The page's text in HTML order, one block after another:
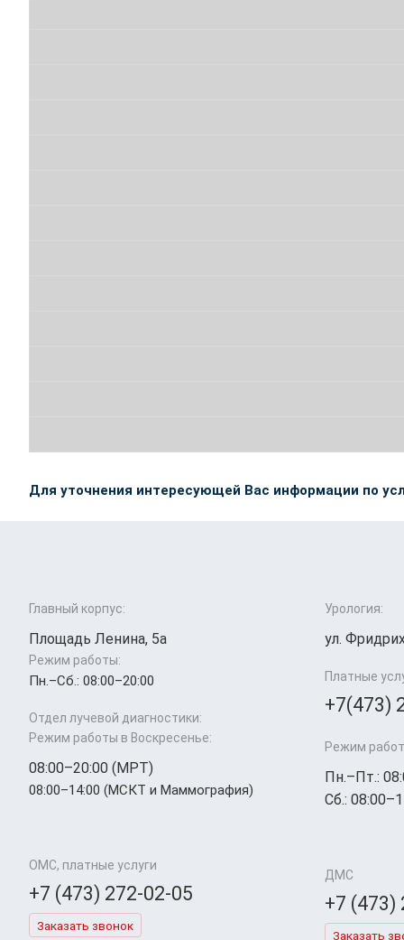
Для уточнения интересующей Вас информации по
Главный корпус:
Площадь Ленина, 5а
Режим работы:
Пн.–Cб.: 08:00–20:00
Отдел лучевой диагностики:
Режим работы в Воскресенье:
08:00–20:00 (МРТ)
08:00–14:00 (МСКТ и Маммография)
ОМС, платные услуги
+7 (473) 272-02-05
Заказать звонок
Урология:
ул.
Платные
+7(473)
Режим
Пн.–Пт.:
Сб.:
ДМС
+7 (473)
Заказать